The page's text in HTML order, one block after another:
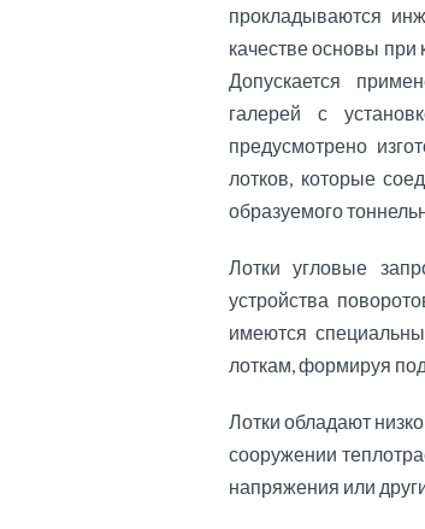
прокладываются
качестве основы при
Допускается
галерей с
предусмотрено
лотков, которые
образуемого
Лотки угловые
устройства
имеются
лоткам, формируя
Лотки обладают
сооружении
напряжения или